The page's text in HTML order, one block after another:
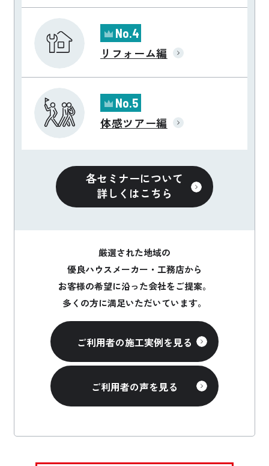
No.4
リフォーム編
No.5
体感ツアー編
各セミナーについて
詳しくはこちら
厳選された地域の
優良ハウスメーカー・工務店から
お客様の希望に沿った会社をご提案。
多くの方に満足いただいています。
ご利用者の施工実例を見る
ご利用者の声を見る